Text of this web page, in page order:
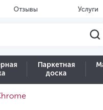
Отзывы Услуги
Паркетная
доска